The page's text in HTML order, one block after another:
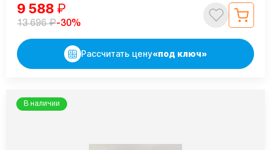
9 588 ₽
13 696₽-30%
Рассчитать цену«под ключ»
В наличии